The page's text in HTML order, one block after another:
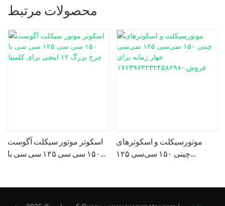
محصولات مرتبط
اسکوتر موتور سیکلت آگوست
۱۵۰ سی سی ۱۲۵ سی سی با
موتورسیکلت و اسکوترهای
چینی ۱۵۰ سی‌سی ۱۲۵